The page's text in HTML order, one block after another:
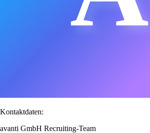
Kontaktdaten:
avanti GmbH Recruiting-Team